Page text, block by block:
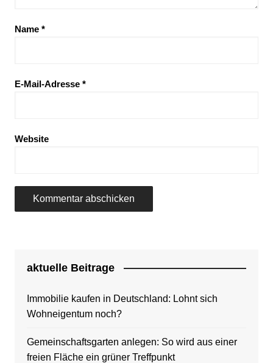
Name *
E-Mail-Adresse *
Website
aktuelle Beitrage
Immobilie kaufen in Deutschland: Lohnt sich
Wohneigentum noch?
Gemeinschaftsgarten anlegen: So wird aus einer
freien Fläche ein grüner Treffpunkt